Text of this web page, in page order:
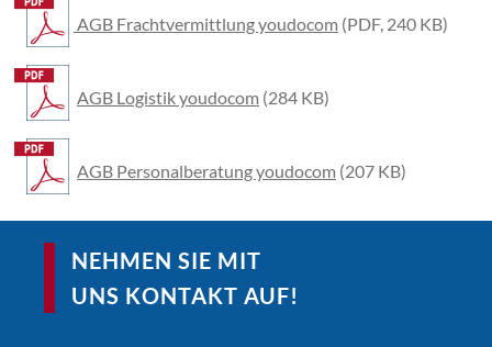
AGB Frachtvermittlung youdocom (PDF, 240 KB)
AGB Logistik youdocom (284 KB)
AGB Personalberatung youdocom (207 KB)
NEHMEN SIE MIT
UNS KONTAKT AUF!